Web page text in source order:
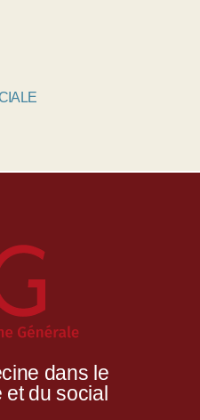
dans le
du social